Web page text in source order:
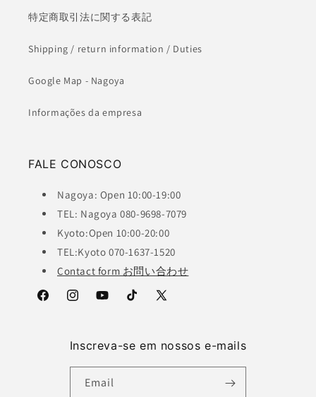
特定商取引法に関する表記
Shipping / return information / Duties
Google Map - Nagoya
Informações da empresa
FALE CONOSCO
Nagoya: Open 10:00-19:00
TEL: Nagoya 080-9698-7079
Kyoto:Open 10:00-20:00
TEL:Kyoto 070-1637-1520
Contact form お問い合わせ
FacebookInstagramYouTubeTikTok
X
Inscreva-se em nossos e-mails
Email